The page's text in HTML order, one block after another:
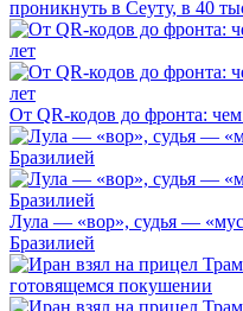
проникнуть в Сеуту, в 40
От QR-кодов до фронта: чем
Лула — «вор», судья —
Бразилией